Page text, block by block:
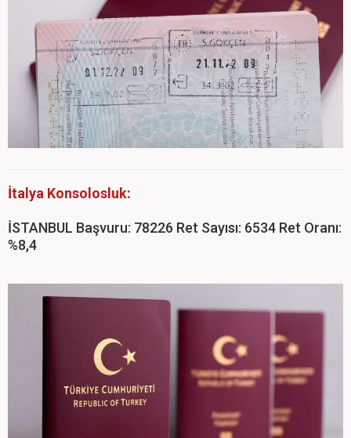
İtalya Konsolosluk:
İSTANBUL Başvuru: 78226 Ret Sayısı: 6534 Ret Oranı:
%8,4